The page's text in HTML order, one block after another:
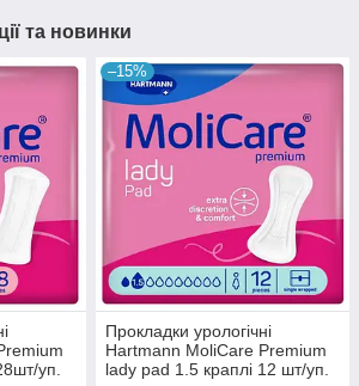
та новинки
уп.
–15%
Прокладки урологічні
Hartmann MoliCare Premium
lady pad 1.5 краплі 12 шт/уп.